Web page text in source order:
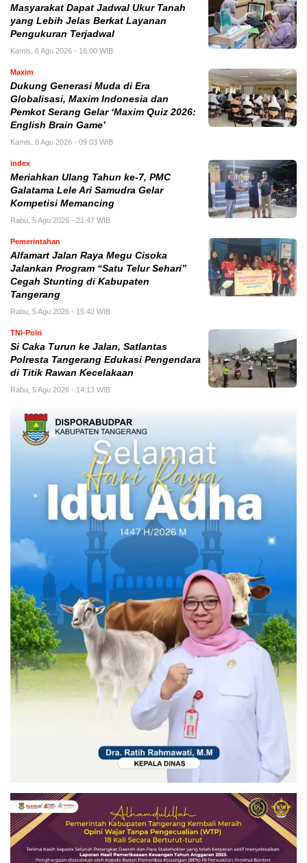
Masyarakat Dapat Jadwal Ukur Tanah
yang Lebih Jelas Berkat Layanan
Pengukuran Terjadwal
Kamis, 6 Agu 2026 - 16:00 WIB
Maxim
Dukung Generasi Muda di Era
Globalisasi, Maxim Indonesia dan
Pemkot Serang Gelar ‘Maxim Quiz 2026:
English Brain Game’
Kamis, 6 Agu 2026 - 09:03 WIB
index
Meriahkan Ulang Tahun ke-7, PMC
Galatama Lele Ari Samudra Gelar
Kompetisi Memancing
Rabu, 5 Agu 2026 - 21:47 WIB
Pemerintahan
Alfamart Jalan Raya Megu Cisoka
Jalankan Program “Satu Telur Sehari”
Cegah Stunting di Kabupaten
Tangerang
Rabu, 5 Agu 2026 - 15:42 WIB
TNI-Polri
Si Caka Turun ke Jalan, Satlantas
Polresta Tangerang Edukasi Pengendara
di Titik Rawan Kecelakaan
Rabu, 5 Agu 2026 - 14:13 WIB